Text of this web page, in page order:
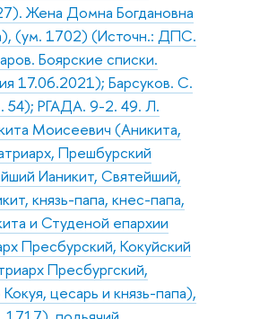
Жена Домна Богдановна
(ум. 1702) (Источн.: ДПС.
Боярские списки.
17.06.2021); Барсуков. С.
54); РГАДА. 9-2. 49. Л.
Моисеевич (Аникита,
Прешбурский
Ианикит, Святейший,
князь-папа, кнес-папа,
и Студеной епархии
Пресбурский, Кокуйский
Пресбургский,
цесарь и князь-папа),